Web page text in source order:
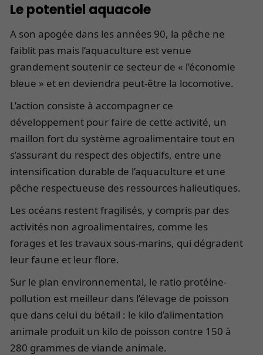
Le potentiel aquacole
A son apogée dans les années 90, la pêche ne
faiblit pas mais l’aquaculture est venue
grandement soutenir ce secteur de « l’économie
bleue » et en deviendra peut-être la locomotive.
L’action consiste à accompagner ce
développement pour faire de cette activité, un
maillon fort du système agroalimentaire tout en
s’assurant du respect des objectifs, entre une
intensification durable de l’aquaculture et une
pêche respectueuse des ressources halieutiques.
Les océans restent fragilisés, y compris par des
activités non agroalimentaires, comme les
forages et les travaux sous-marins, qui dégradent
leur faune et leur flore.
Sur le plan environnemental, le ratio protéine-
pollution est meilleur dans l’élevage de poisson
que dans celui du bétail : le kilo d’alimentation
animale produit un kilo de poisson contre 150 à
280 grammes de viande animale.